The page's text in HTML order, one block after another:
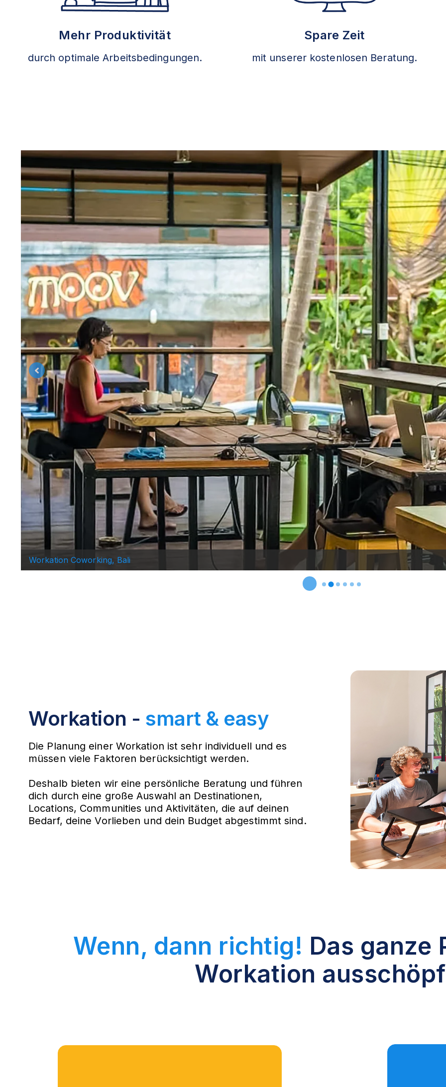
Mehr Produktivität
durch optimale Arbeitsbedingungen.
Spare Zeit
mit unserer kostenlosen Beratung.
Workation Coliving, Spain
Workation - smart & easy
Die Planung einer Workation ist sehr individuell und es
müssen viele Faktoren berücksichtigt werden.
Deshalb bieten wir eine persönliche Beratung und führen
dich durch eine große Auswahl an Destinationen,
Locations, Communities und Aktivitäten, die auf deinen
Bedarf, deine Vorlieben und dein Budget abgestimmt sind.
Wenn, dann richtig! Das ganze
Workation